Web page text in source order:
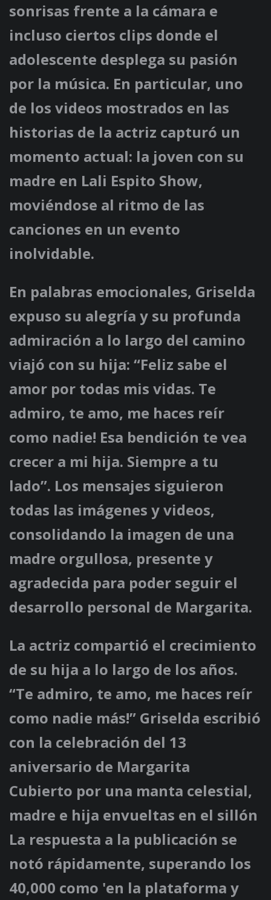
sonrisas frente a la cámara e
incluso ciertos clips donde el
adolescente desplega su pasión
por la música. En particular, uno
de los videos mostrados en las
historias de la actriz capturó un
momento actual: la joven con su
madre en Lali Espito Show,
moviéndose al ritmo de las
canciones en un evento
inolvidable.
En palabras emocionales, Griselda
expuso su alegría y su profunda
admiración a lo largo del camino
viajó con su hija: “Feliz sabe el
amor por todas mis vidas. Te
admiro, te amo, me haces reír
como nadie! Esa bendición te vea
crecer a mi hija. Siempre a tu
lado”. Los mensajes siguieron
todas las imágenes y videos,
consolidando la imagen de una
madre orgullosa, presente y
agradecida para poder seguir el
desarrollo personal de Margarita.
La actriz compartió el crecimiento
de su hija a lo largo de los años.
“Te admiro, te amo, me haces reír
como nadie más!” Griselda escribió
con la celebración del 13
aniversario de Margarita
Cubierto por una manta celestial,
madre e hija envueltas en el sillón
La respuesta a la publicación se
notó rápidamente, superando los
40,000 como 'en la plataforma y